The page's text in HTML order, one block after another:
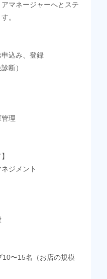
マネージャーへとステ
。
申込み、登録
断）
管理
ジメント
10〜15名（お店の規模